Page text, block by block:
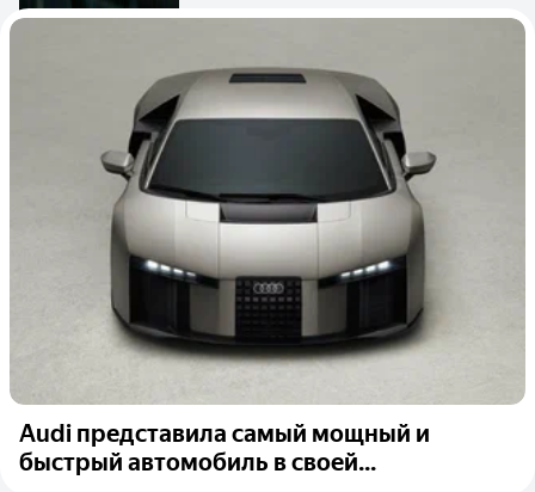
Audi представила самый мощный и
быстрый автомобиль в своей...